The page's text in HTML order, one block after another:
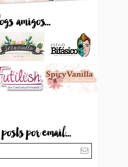
amigos...
por email...